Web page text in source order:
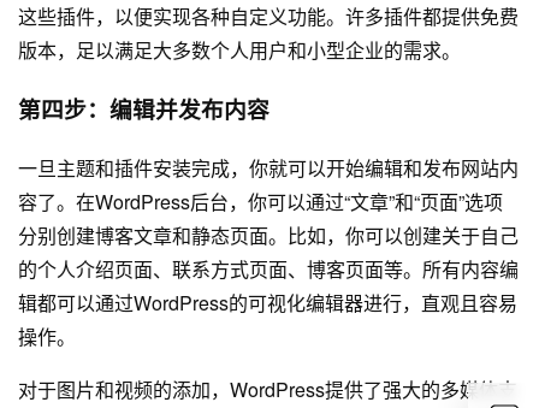
这些插件，以便实现各种自定义功能。许多插件都提供免费
版本，足以满足大多数个人用户和小型企业的需求。
第四步：编辑并发布内容
一旦主题和插件安装完成，你就可以开始编辑和发布网站内
容了。在WordPress后台，你可以通过“文章”和“页面”选项
分别创建博客文章和静态页面。比如，你可以创建关于自己
的个人介绍页面、联系方式页面、博客页面等。所有内容编
辑都可以通过WordPress的可视化编辑器进行，直观且容易
操作。
对于图片和视频的添加，WordPress提供了强大的多媒体支